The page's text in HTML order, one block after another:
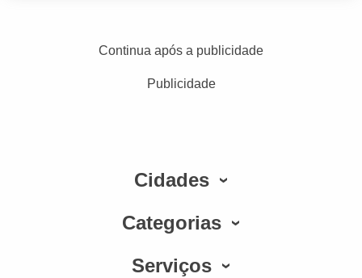
Continua após a publicidade
Publicidade
Cidades
Categorias
Serviços